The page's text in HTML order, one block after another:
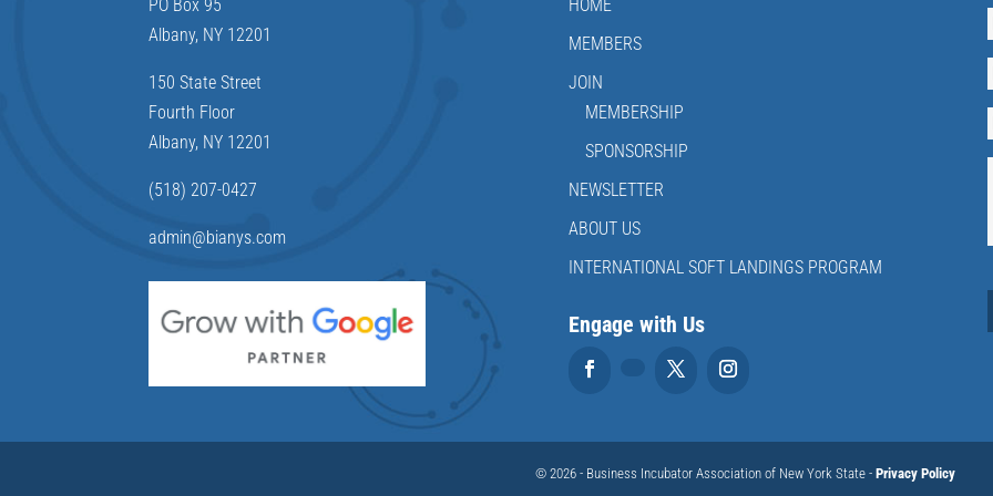
PO Box 95
Albany, NY 12201
150 State Street
Fourth Floor
Albany, NY 12201
(518) 207-0427
admin@bianys.com
HOME
MEMBERS
JOIN
MEMBERSHIP
SPONSORSHIP
NEWSLETTER
ABOUT US
INTERNATIONAL SOFT LANDINGS PROGRAM
Engage with Us
I
© 2026 - Business Incubator Association of New York State - Privacy Policy